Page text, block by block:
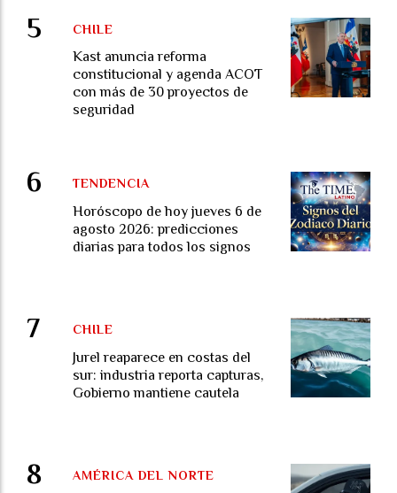
Kast anuncia reforma
constitucional y agenda ACOT
con más de 30 proyectos de
seguridad
CHILE
Horóscopo de hoy jueves 6 de
agosto 2026: predicciones
diarias para todos los signos
TENDENCIA
Jurel reaparece en costas del
sur: industria reporta capturas,
Gobierno mantiene cautela
CHILE
AMÉRICA DEL NORTE